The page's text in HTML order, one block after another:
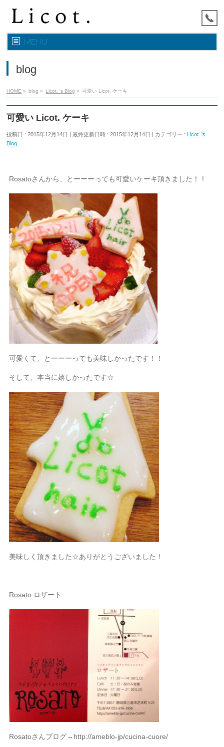
MENU
blog
HOME » blog » Licot. 's Blog » 可愛い Licot. ケーキ
可愛い Licot. ケーキ
投稿日 : 2015年12月14日 最終更新日時 : 2015年12月14日 カテゴリー :Licot. 's
Blog
Rosatoさんから、とーーーっても可愛いケーキ頂きました！！
可愛くて、とーーーっても美味しかったです！！
そして、本当に嬉しかったです☆
美味しく頂きました☆ありがとうございました！
Rosato ロザート
Rosatoさんブログ→http://ameblo-jp/cucina-cuore/